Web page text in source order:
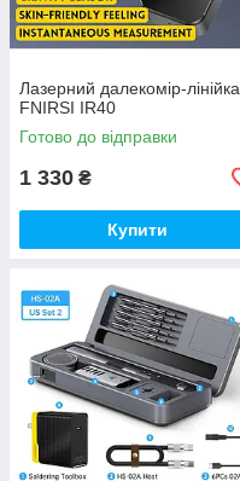
Лазерний далекомір-лінійка
FNIRSI IR40
Готово до відправки
1 330 ₴
Купити